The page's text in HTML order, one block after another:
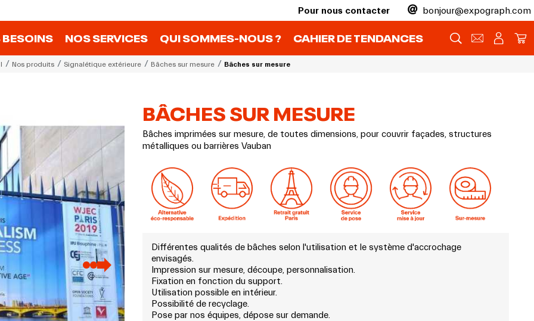
Pour nous contacter bonjour@expograph.com
NOS SERVICES QUI SOMMES-NOUS ? CAHIER DE TENDANCES
Nos produits Signalétique extérieure Bâches sur mesure Bâches sur mesure
BÂCHES SUR MESURE
Bâches imprimées sur mesure, de toutes dimensions, pour couvrir façades, structures
métalliques ou barrières Vauban
Différentes qualités de bâches selon l'utilisation et le système d'accrochage
envisagés.
Impression sur mesure, découpe, personnalisation.
Fixation en fonction du support.
Utilisation possible en intérieur.
Possibilité de recyclage.
Pose par nos équipes, dépose sur demande.